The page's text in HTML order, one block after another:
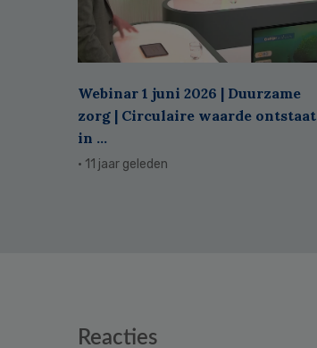
Webinar 1 juni 2026 | Duurzame
zorg | Circulaire waarde ontstaat
in ...
· 11 jaar geleden
Reacties